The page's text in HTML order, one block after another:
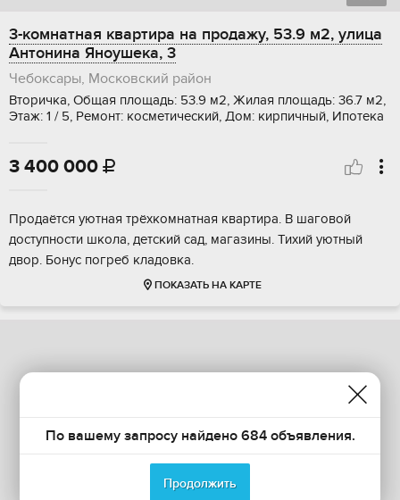
3-комнатная квартира на продажу, 53.9 м2, улица
Антонина Яноушека, 3
Чебоксары, Московский район
Вторичка, Общая площадь: 53.9 м2, Жилая площадь: 36.7 м2,
Этаж: 1 / 5, Ремонт: косметический, Дом: кирпичный, Ипотека
3 400 000 
Продаётся уютная трёхкомнатная квартира. В шаговой
доступности школа, детский сад, магазины. Тихий уютный
двор. Бонус погреб кладовка.
ПОКАЗАТЬ НА КАРТЕ
По вашему запросу найдено 684 объявления.
Продолжить